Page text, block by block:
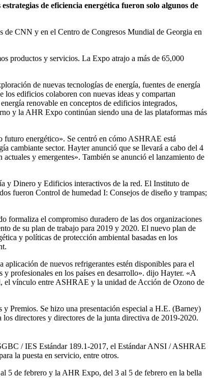
de eficiencia energética fueron solo algunos de
CNN y en el Centro de Congresos Mundial de Georgia en
productos y servicios. La Expo atrajo a más de 65,000
de nuevas tecnologías de energía, fuentes de energía
edificios colaboren con nuevas ideas y compartan
renovable en conceptos de edificios integrados,
y la AHR Expo continúan siendo una de las plataformas más
futuro energético». Se centró en cómo ASHRAE está
cambiante sector. Hayter anunció que se llevará a cabo del 4
y emergentes». También se anunció el lanzamiento de
y Dinero y Edificios interactivos de la red. El Instituto de
fueron Control de humedad I: Consejos de diseño y trampas;
el compromiso duradero de las dos organizaciones
de su plan de trabajo para 2019 y 2020. El nuevo plan de
y políticas de protección ambiental basadas en los
de nuevos refrigerantes estén disponibles para el
profesionales en los países en desarrollo». dijo Hayter. «A
el vínculo entre ASHRAE y la unidad de Acción de Ozono de
Premios. Se hizo una presentación especial a H.E. (Barney)
directores y directores de la junta directiva de 2019-2020.
/ IES Estándar 189.1-2017, el Estándar ANSI / ASHRAE
la puesta en servicio, entre otros.
5 de febrero y la AHR Expo, del 3 al 5 de febrero en la bella